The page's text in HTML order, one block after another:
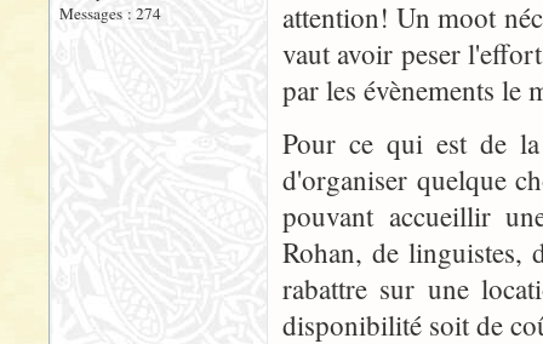
Messages : 274
attention! Un moot
vaut avoir peser
par les évènements le
Pour ce qui est de
d'organiser quelque
pouvant accueillir
Rohan, de linguistes,
rabattre sur une
disponibilité soit de